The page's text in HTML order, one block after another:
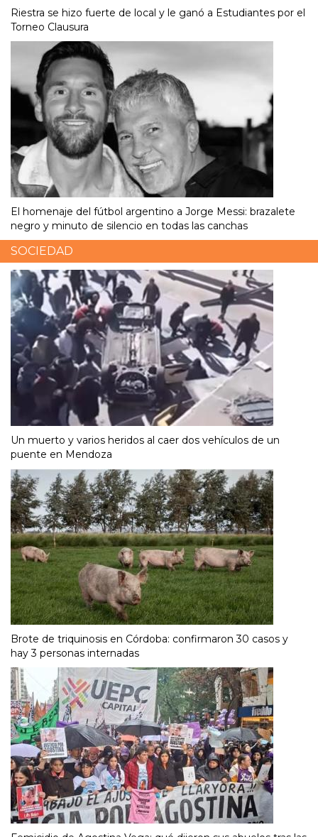
Riestra se hizo fuerte de local y le ganó a Estudiantes por el
Torneo Clausura
El homenaje del fútbol argentino a Jorge Messi: brazalete
negro y minuto de silencio en todas las canchas
SOCIEDAD
Un muerto y varios heridos al caer dos vehículos de un
puente en Mendoza
Brote de triquinosis en Córdoba: confirmaron 30 casos y
hay 3 personas internadas